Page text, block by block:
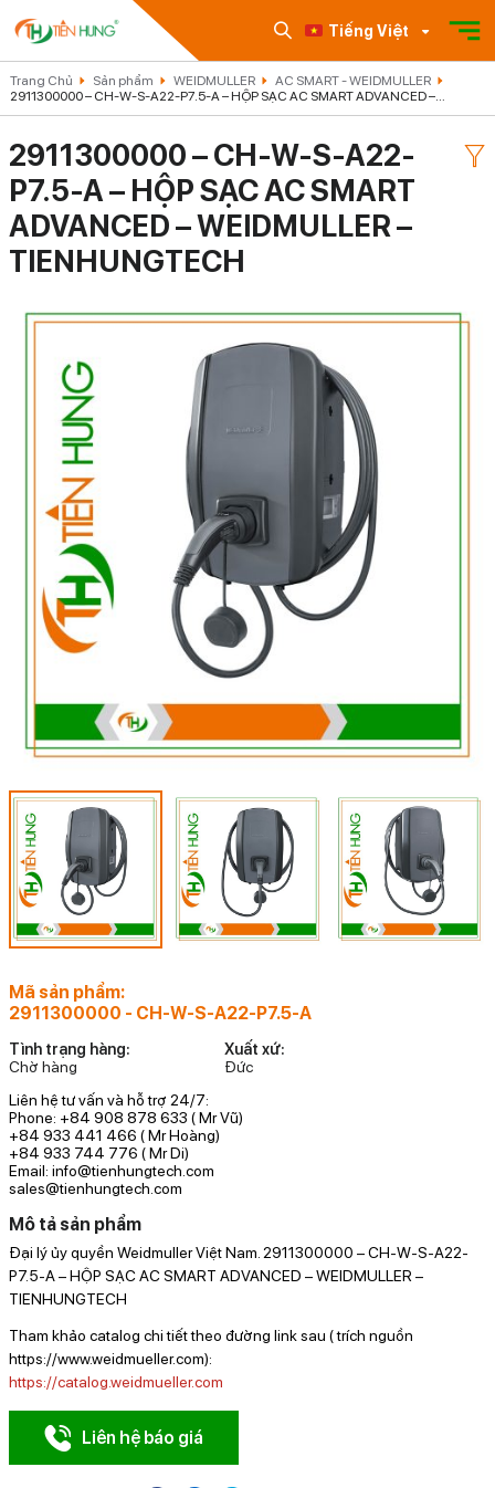
Tiếng Việt
Trang Chủ Sản phẩm WEIDMULLER
AC SMART - WEIDMULLER
2911300000 – CH-W-S-A22-P7.5-A – HỘP SẠC AC SMART ADVANCED –
WEIDMULLER – TIENHUNGTECH
2911300000 – CH-W-S-A22-
P7.5-A – HỘP SẠC AC SMART
ADVANCED – WEIDMULLER –
TIENHUNGTECH
Mã sản phẩm:
2911300000 - CH-W-S-A22-P7.5-A
Tình trạng hàng:
Chờ hàng
Xuất xứ:
Đức
Liên hệ tư vấn và hỗ trợ 24/7:
Phone: +84 908 878 633 ( Mr Vũ)
+84 933 441 466 ( Mr Hoàng)
+84 933 744 776 ( Mr Di)
Email: info@tienhungtech.com
sales@tienhungtech.com
Mô tả sản phẩm
Đại lý ủy quyền Weidmuller Việt Nam. 2911300000 – CH-W-S-A22-
P7.5-A – HỘP SẠC AC SMART ADVANCED – WEIDMULLER –
TIENHUNGTECH
Tham khảo catalog chi tiết theo đường link sau ( trích nguồn
https://www.weidmueller.com):
https://catalog.weidmueller.com
Liên hệ báo giá